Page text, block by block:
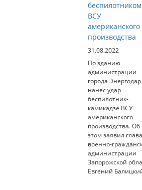
беспилотником
ВСУ
американского
производства
31.08.2022
По зданию
администрации
города Энергодар
нанес удар
беспилотник-
камикадзе ВСУ
американского
производства. Об
этом заявил глава
военно-
администрации
Запорожской
Евгений